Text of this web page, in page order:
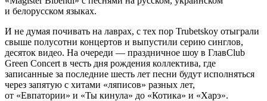
и белорусском языках.
И не думая почивать на лаврах, с тех пор Trubetskoy отыграли
свыше полусотни концертов и выпустили серию синглов,
десяток видео. На очереди — праздничное шоу в ГлавClub
Green Concert в честь дня рождения коллектива, где
записанные за последние шесть лет песни будут исполняться
через запятую с хитами «ляписов» разных лет,
от «Евпатории» и «Ты кинула» до «Котика» и «Харэ».